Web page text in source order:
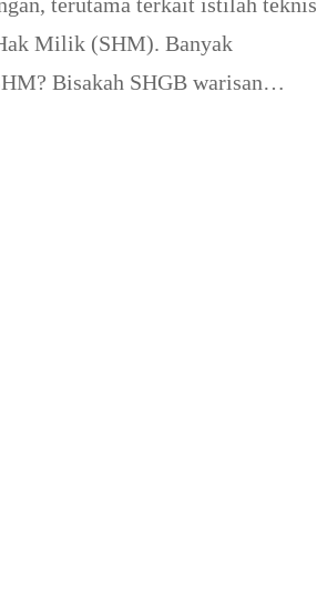
Milik (SHM). Banyak
Bisakah SHGB warisan